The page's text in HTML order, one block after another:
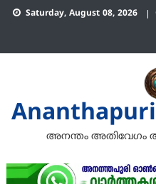
Skip Saturday, August 08, 2026
അനന്തം അതിവേഗം